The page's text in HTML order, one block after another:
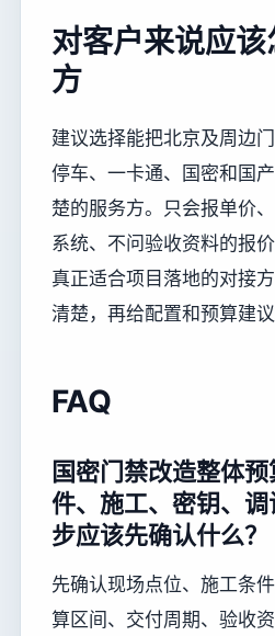
对客户来说应
方
建议选择能把北京及周边
停车、一卡通、国密和国
楚的服务方。只会报单价
系统、不问验收资料的报
真正适合项目落地的对接
清楚，再给配置和预算建议
FAQ
国密门禁改造整体
件、施工、密钥、
步应该先确认什么？
先确认现场点位、施工条
算区间、交付周期、验收